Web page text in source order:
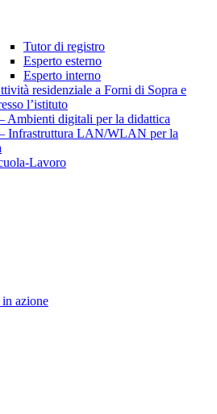
Tutor di registro
Esperto esterno
Esperto interno
residenziale a Forni di Sopra e
l’istituto
Ambienti digitali per la didattica
Infrastruttura LAN/WLAN per la
Lavoro
azione